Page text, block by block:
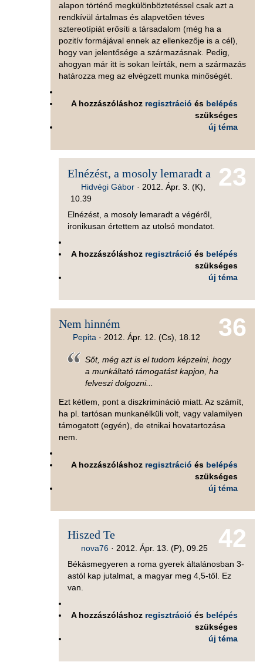
alapon történő megkülönböztetéssel csak azt a
rendkívül ártalmas és alapvetően téves
sztereotípiát erősíti a társadalom (még ha a
pozitív formájával ennek az ellenkezője is a cél),
hogy van jelentősége a származásnak. Pedig,
ahogyan már itt is sokan leírták, nem a származás
határozza meg az elvégzett munka minőségét.
A hozzászóláshoz regisztráció és belépés
szükséges
új téma
23
Elnézést, a mosoly lemaradt a
Hidvégi Gábor · 2012. Ápr. 3. (K),
10.39
Elnézést, a mosoly lemaradt a végéről,
ironikusan értettem az utolsó mondatot.
A hozzászóláshoz regisztráció és belépés
szükséges
új téma
36
Nem hinném
Pepita · 2012. Ápr. 12. (Cs), 18.12
Sőt, még azt is el tudom képzelni, hogy
a munkáltató támogatást kapjon, ha
felveszi dolgozni...
Ezt kétlem, pont a diszkrimináció miatt. Az számít,
ha pl. tartósan munkanélküli volt, vagy valamilyen
támogatott (egyén), de etnikai hovatartozása
nem.
A hozzászóláshoz regisztráció és belépés
szükséges
új téma
42
Hiszed Te
nova76 · 2012. Ápr. 13. (P), 09.25
Békásmegyeren a roma gyerek általánosban 3-
astól kap jutalmat, a magyar meg 4,5-től. Ez
van.
A hozzászóláshoz regisztráció és belépés
szükséges
új téma